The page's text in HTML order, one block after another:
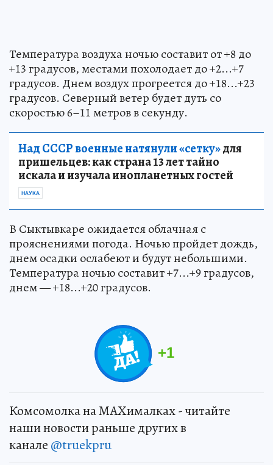
Температура воздуха ночью составит от +8 до
+13 градусов, местами похолодает до +2...+7
градусов. Днем воздух прогреется до +18...+23
градусов. Северный ветер будет дуть со
скоростью 6–11 метров в секунду.
Над СССР военные натянули «сетку»для
пришельцев: как страна 13 лет тайно
искала и изучала инопланетных гостей
НАУКА
В Сыктывкаре ожидается облачная с
прояснениями погода. Ночью пройдет дождь,
днем осадки ослабеют и будут небольшими.
Температура ночью составит +7...+9 градусов,
днем — +18...+20 градусов.
+1
Комсомолка на MAXималках - читайте
наши новости раньше других в
канале @truekpru